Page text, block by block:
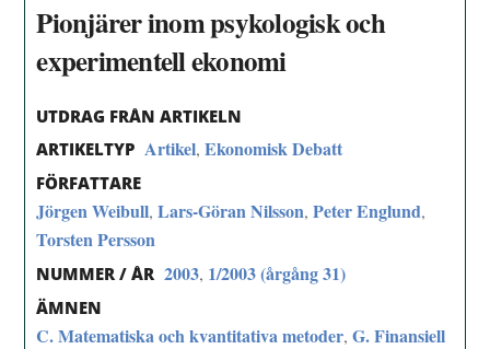
Pionjärer inom psykologisk och
experimentell ekonomi
UTDRAG FRÅN ARTIKELN
ARTIKELTYP Artikel,Ekonomisk Debatt
FÖRFATTARE
Jörgen Weibull,Lars-Göran Nilsson,Peter Englund,
Torsten Persson
NUMMER / ÅR 2003, 1/2003 (årgång 31)
ÄMNEN
C. Matematiska och kvantitativa metoder,G. Finansiell